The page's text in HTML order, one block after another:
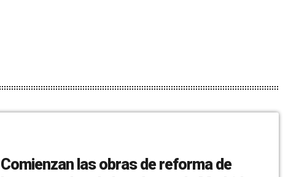
Comienzan las obras de reforma de